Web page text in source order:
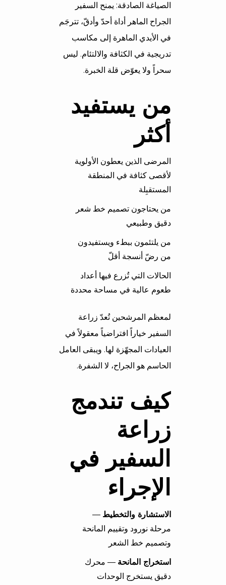
الصياغة الصادقة: يمنح السفير
الجراح الماهر أداة أحدّ وأدقّ، تترجَم
في الأيدي الماهرة إلى مكاسب
تدريجية في الكثافة والالتئام. ليس
سحراً ولا يعوّض قلة الخبرة.
من يستفيد
أكثر
المرضى الذين يعطون الأولوية
لأقصى كثافة في المنطقة
المستقبِلة
من يحتاجون تصميم خط شعر
دقيق وطبيعي
من يلتئمون ببطء ويستفيدون
من رضّ أنسجة أقلّ
الحالات التي تُزرع فيها أعداد
طعوم عالية في مساحة محددة
لمعظم المرشحين تُعدّ زراعة
السفير خياراً افتراضياً معقولاً في
العيادات المجهّزة لها. ويبقى العامل
الحاسم هو الجراح، لا الشفرة.
كيف تندمج
زراعة
السفير في
الإجراء
الاستشارة والتخطيط —
مرحلة نورود وتقييم المانحة
وتصميم خط الشعر
استخراج المانحة — محرك
دقيق يستخرج الوحدات